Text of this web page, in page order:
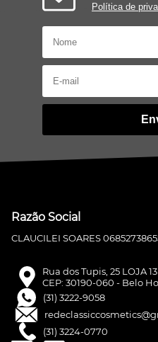
Política de
Razão Social
CLAUCILEI SOARES
Rua dos Tupis, 25 LOJA
CEP: 30190-060 - Belo
(31) 3222-9058
(31) 3224-0770